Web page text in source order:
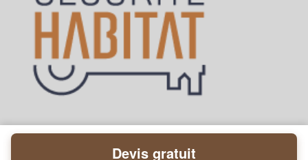
Devis gratuit